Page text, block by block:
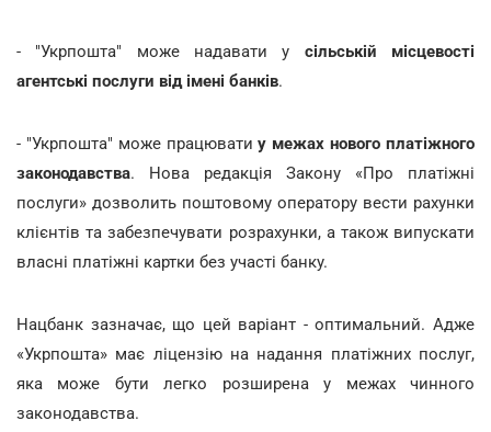
- "Укрпошта" може надавати у сільській місцевості
агентські послуги від імені банків.
- "Укрпошта" може працюватиу межах нового платіжного
законодавства. Нова редакція Закону «Про платіжні
послуги» дозволить поштовому оператору вести рахунки
клієнтів та забезпечувати розрахунки, а також випускати
власні платіжні картки без участі банку.
Нацбанк зазначає, що цей варіант - оптимальний. Адже
«Укрпошта» має ліцензію на надання платіжних послуг,
яка може бути легко розширена у межах чинного
законодавства.